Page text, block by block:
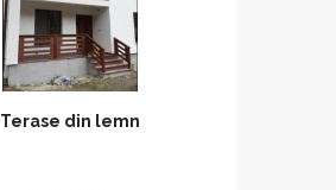
Terase din lemn